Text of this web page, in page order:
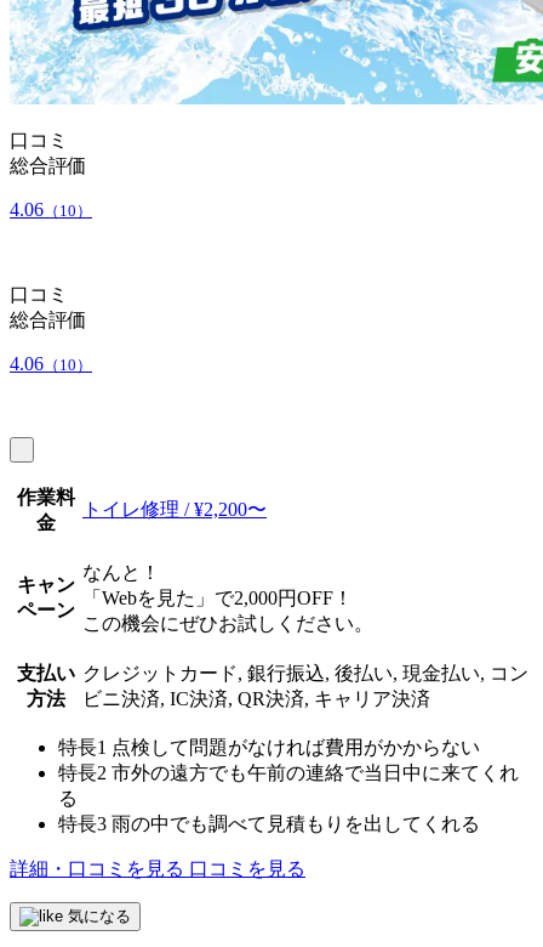
口コミ
総合評価
4.06 （10）
口コミ
総合評価
4.06 （10）
作業料
金
トイレ修理 / ¥2,200〜
キャン
ペーン
なんと！
「Webを見た」で2,000円OFF！
この機会にぜひお試しください。
支払い
方法
クレジットカード, 銀行振込, 後払い, 現金払い, コン
ビニ決済, IC決済, QR決済, キャリア決済
特長1 点検して問題がなければ費用がかからない
特長2 市外の遠方でも午前の連絡で当日中に来てくれ
る
特長3 雨の中でも調べて見積もりを出してくれる
詳細・口コミを見る 口コミを見る
気になる